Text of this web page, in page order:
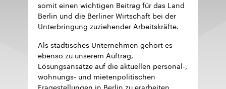
somit einen wichtigen Beitrag für das Land
Berlin und die Berliner Wirtschaft bei der
Unterbringung zuziehender Arbeitskräfte.
Als städtisches Unternehmen gehört es
ebenso zu unserem Auftrag,
Lösungsansätze auf die aktuellen personal-,
wohnungs- und mietenpolitischen
Fragestellungen in Berlin zu erarbeiten.